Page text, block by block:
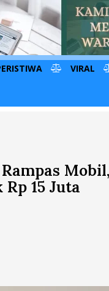
VIRAL
15 Juta